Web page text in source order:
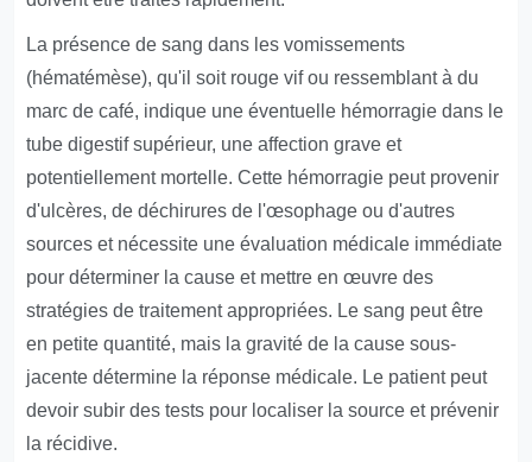
La présence de sang dans les vomissements
(hématémèse), qu'il soit rouge vif ou ressemblant à du
marc de café, indique une éventuelle hémorragie dans le
tube digestif supérieur, une affection grave et
potentiellement mortelle. Cette hémorragie peut provenir
d'ulcères, de déchirures de l'œsophage ou d'autres
sources et nécessite une évaluation médicale immédiate
pour déterminer la cause et mettre en œuvre des
stratégies de traitement appropriées. Le sang peut être
en petite quantité, mais la gravité de la cause sous-
jacente détermine la réponse médicale. Le patient peut
devoir subir des tests pour localiser la source et prévenir
la récidive.